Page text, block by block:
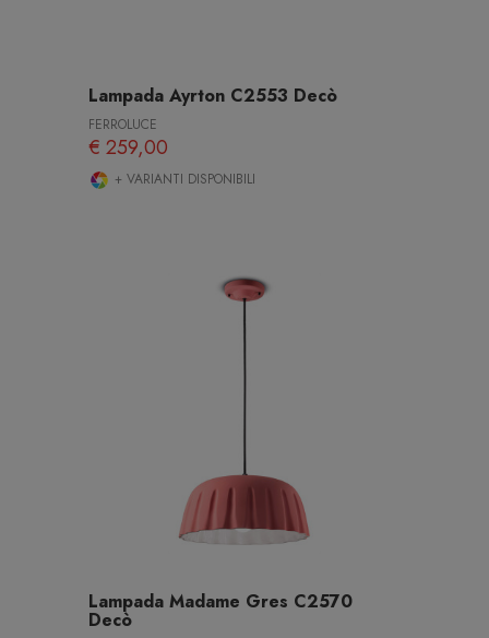
Lampada Ayrton C2553 Decò
FERROLUCE
€ 259,00
+ VARIANTI DISPONIBILI
Lampada Madame Gres C2570
Decò